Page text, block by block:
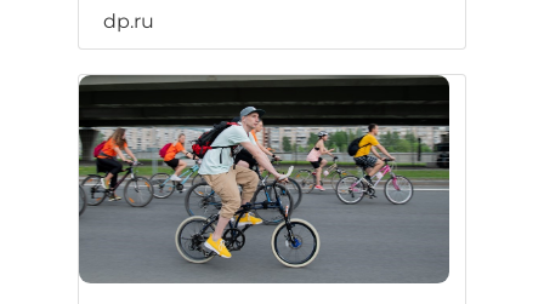
медицину, транспорт и ЖКХ,
превращая ИИ из эксперимента
в повседневный инструмент.
dp.ru